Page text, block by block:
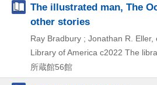
The illustrated man, The
other stories
Ray Bradbury ; Jonathan R. Eller,
Library of America c2022 The
所蔵館56館